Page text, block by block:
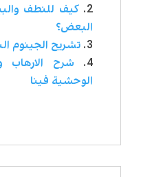
كيف للنطف
البعض؟
تشريح الجينوم
شرح الارهاب
الوحشية فينا